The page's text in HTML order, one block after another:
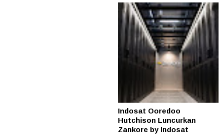
Indosat Ooredoo
Hutchison Luncurkan
Zankore by Indosat